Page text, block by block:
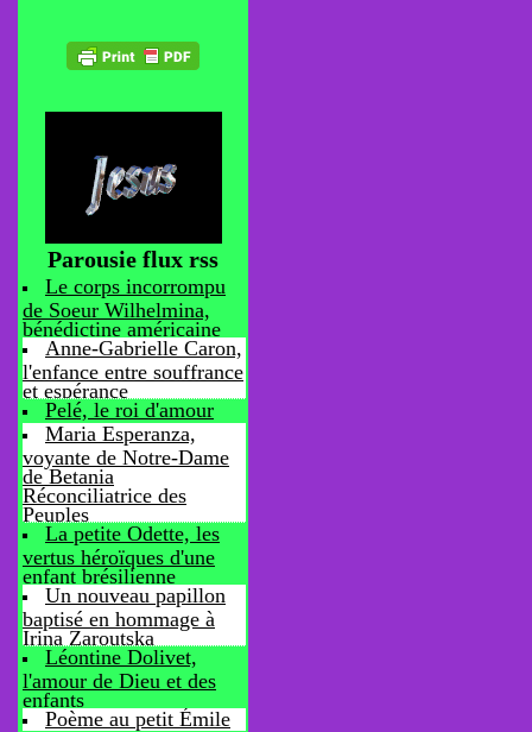
Parousie flux rss
Le corps incorrompu
de Soeur Wilhelmina,
bénédictine américaine
Anne-Gabrielle Caron,
l'enfance entre souffrance
et espérance
Pelé, le roi d'amour
Maria Esperanza,
voyante de Notre-Dame
de Betania
Réconciliatrice des
Peuples
La petite Odette, les
vertus héroïques d'une
enfant brésilienne
Un nouveau papillon
baptisé en hommage à
Irina Zaroutska
Léontine Dolivet,
l'amour de Dieu et des
enfants
Poème au petit Émile